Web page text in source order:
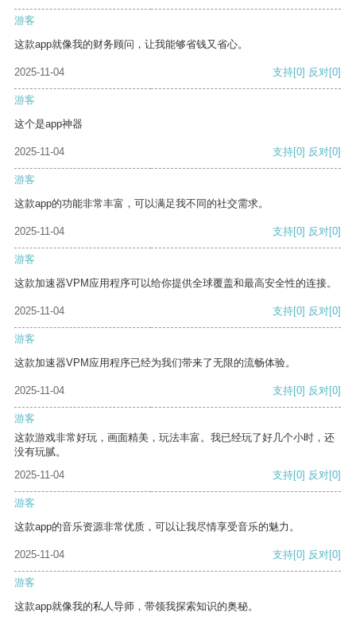
游客
这款app就像我的财务顾问，让我能够省钱又省心。
2025-11-04 支持[0] 反对[0]
游客
这个是app神器
2025-11-04 支持[0] 反对[0]
游客
这款app的功能非常丰富，可以满足我不同的社交需求。
2025-11-04 支持[0] 反对[0]
游客
这款加速器VPM应用程序可以给你提供全球覆盖和最高安全性的连接。
2025-11-04 支持[0] 反对[0]
游客
这款加速器VPM应用程序已经为我们带来了无限的流畅体验。
2025-11-04 支持[0] 反对[0]
游客
这款游戏非常好玩，画面精美，玩法丰富。我已经玩了好几个小时，还
没有玩腻。
2025-11-04
支持[0] 反对[0]
游客
这款app的音乐资源非常优质，可以让我尽情享受音乐的魅力。
2025-11-04 支持[0] 反对[0]
游客
这款app就像我的私人导师，带领我探索知识的奥秘。